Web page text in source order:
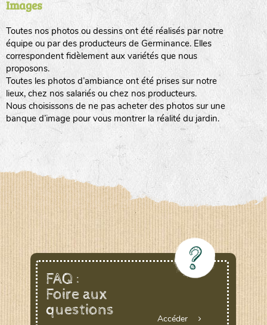
www.laboiteagraines.com
L’AUBEPIN (PDO)
www.aubepin.fr
LE BIAU GERME (LBG)
www.biaugerme.com
SATIVA RHEINAU (SAD)
www.sativa-
rheinau.ch
SEMAILLES (SEM)
www.semaille.com
Images
Toutes nos photos ou dessins ont été réalisés par notre
équipe ou par des producteurs de Germinance. Elles
correspondent fidèlement aux variétés que nous
proposons.
Toutes les photos d’ambiance ont été prises sur notre
lieux, chez nos salariés ou chez nos producteurs.
Nous choisissons de ne pas acheter des photos sur une
banque d’image pour vous montrer la réalité du jardin.
FAQ :
Foire aux
questions
Accéder